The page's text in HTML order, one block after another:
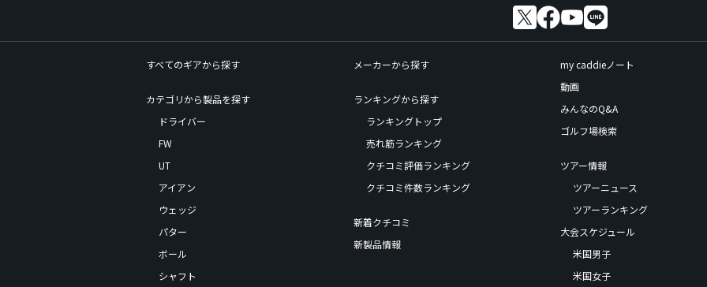
すべてのギアから探す
カテゴリから製品を探す
ドライバー
FW
UT
アイアン
ウェッジ
パター
ボール
シャフト
メーカーから探す
ランキングから探す
ランキングトップ
売れ筋ランキング
クチコミ評価ランキング
クチコミ件数ランキング
新着クチコミ
新製品情報
my caddieノート
動画
みんなのQ&A
ゴルフ場検索
ツアー情報
ツアーニュース
ツアーランキング
大会スケジュール
米国男子
米国女子